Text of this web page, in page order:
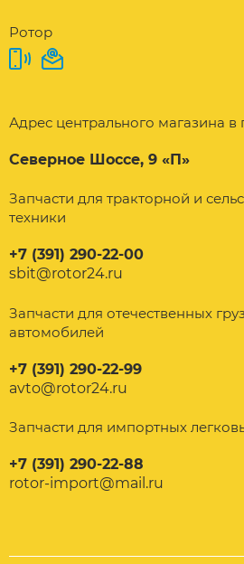
Ротор
Адрес центрального магазина в
Северное Шоссе, 9 «П»
Запчасти для тракторной и
техники
+7 (391) 290-22-00
sbit@rotor24.ru
Запчасти для отечественных
автомобилей
+7 (391) 290-22-99
avto@rotor24.ru
Запчасти для импортных
+7 (391) 290-22-88
rotor-import@mail.ru